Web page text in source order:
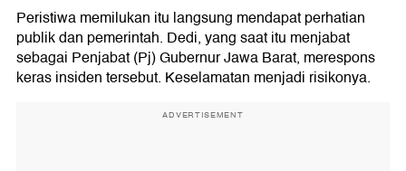
Peristiwa memilukan itu langsung mendapat perhatian
publik dan pemerintah. Dedi, yang saat itu menjabat
sebagai Penjabat (Pj) Gubernur Jawa Barat, merespons
keras insiden tersebut. Keselamatan menjadi risikonya.
ADVERTISEMENT